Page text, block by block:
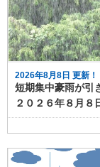
2026年8月8日 更新！